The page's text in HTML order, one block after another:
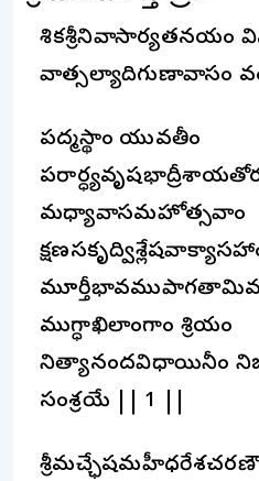
కౌశికశ్రీనివాసార్యతనయం
వాత్సల్యాదిగుణావాసం
పద్మస్థాం యువతీం
మధ్యావాసమహోత్సవాం
మూర్తీభావముపాగతామివ
ముగ్ధాఖిలాంగాం శ్రియం
నిత్యానందవిధాయినీం
సంశ్రయే || 1 ||
శ్రీమచ్ఛేషమహీధరేశచరణౌ